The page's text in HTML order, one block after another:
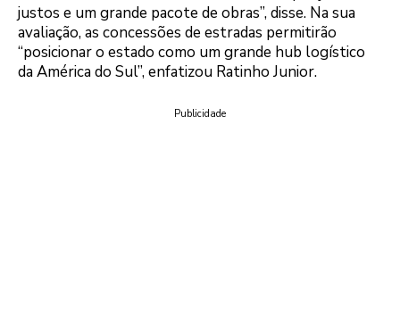
justos e um grande pacote de obras”, disse. Na sua
avaliação, as concessões de estradas permitirão
“posicionar o estado como um grande hub logístico
da América do Sul”, enfatizou Ratinho Junior.
Publicidade